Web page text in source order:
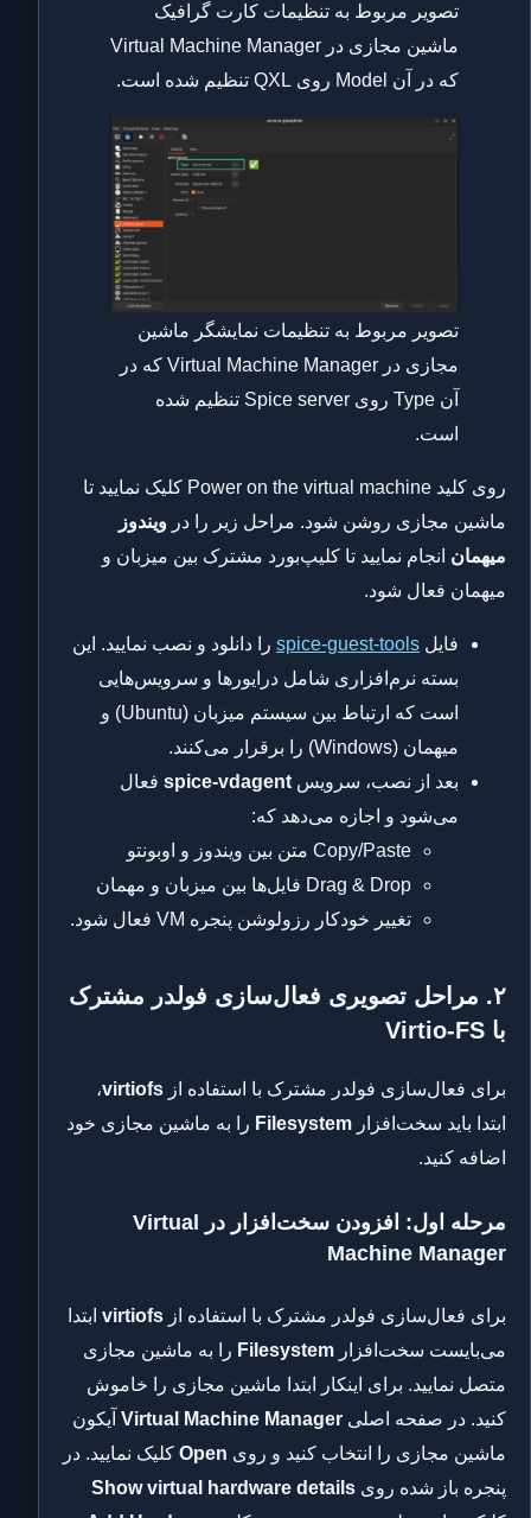
تصویر مربوط به تنظیمات کارت گرافیک
ماشین مجازی در Virtual Machine Manager
که در آن Model روی QXL تنظیم شده است.
تصویر مربوط به تنظیمات نمایشگر ماشین
مجازی در Virtual Machine Manager که در
آن Type روی Spice server تنظیم شده
است.
روی کلید Power on the virtual machine کلیک نمایید تا
ماشین مجازی روشن شود. مراحل زیر را در ویندوز
میهمان انجام نمایید تا کلیپ‌بورد مشترک بین میزبان و
میهمان فعال شود.
فایل spice-guest-tools را دانلود و نصب نمایید. این
بسته نرم‌افزاری شامل درایورها و سرویس‌هایی
است که ارتباط بین سیستم میزبان (Ubuntu) و
میهمان (Windows) را برقرار می‌کنند.
بعد از نصب، سرویس spice-vdagent فعال
می‌شود و اجازه می‌دهد که:
Copy/Paste متن بین ویندوز و اوبونتو
Drag & Drop فایل‌ها بین میزبان و مهمان
تغییر خودکار رزولوشن پنجره VM فعال شود.
۲. مراحل تصویری فعال‌سازی فولدر مشترک
با Virtio-FS
برای فعال‌سازی فولدر مشترک با استفاده از virtiofs،
ابتدا باید سخت‌افزار Filesystem را به ماشین مجازی خود
اضافه کنید.
مرحله اول: افزودن سخت‌افزار در Virtual
Machine Manager
برای فعال‌سازی فولدر مشترک با استفاده از virtiofs ابتدا
می‌بایست سخت‌افزار Filesystem را به ماشین مجازی
متصل نمایید. برای اینکار ابتدا ماشین مجازی را خاموش
کنید. در صفحه اصلی Virtual Machine Manager آیکون
ماشین مجازی را انتخاب کنید و روی Open کلیک نمایید. در
پنجره باز شده روی Show virtual hardware details